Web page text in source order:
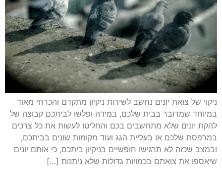
ניקוי של צואת יונים נחשב לשירות ניקיון מתקדם והכרחי מאוד
במיוחד שמדובר בבית שלכם, במידה ופלשו לביתכם קבוצה של
להקת יונים שלא מתחשבים בכם והחליטו לעשות את כל צרכים
במרפסת שלכם או בעליית הגג ועוד מקומות שונים בביתכם,
ובמצב שכזה לא תרגישו חופשיים בניקיון ביתכם, כי אותם יונים
שיאספו את צואתם בכמויות גדולות שלא ניתנות […]